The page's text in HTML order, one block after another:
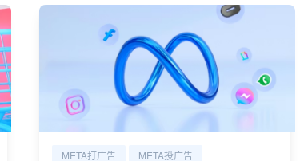
META打广告 META投广告